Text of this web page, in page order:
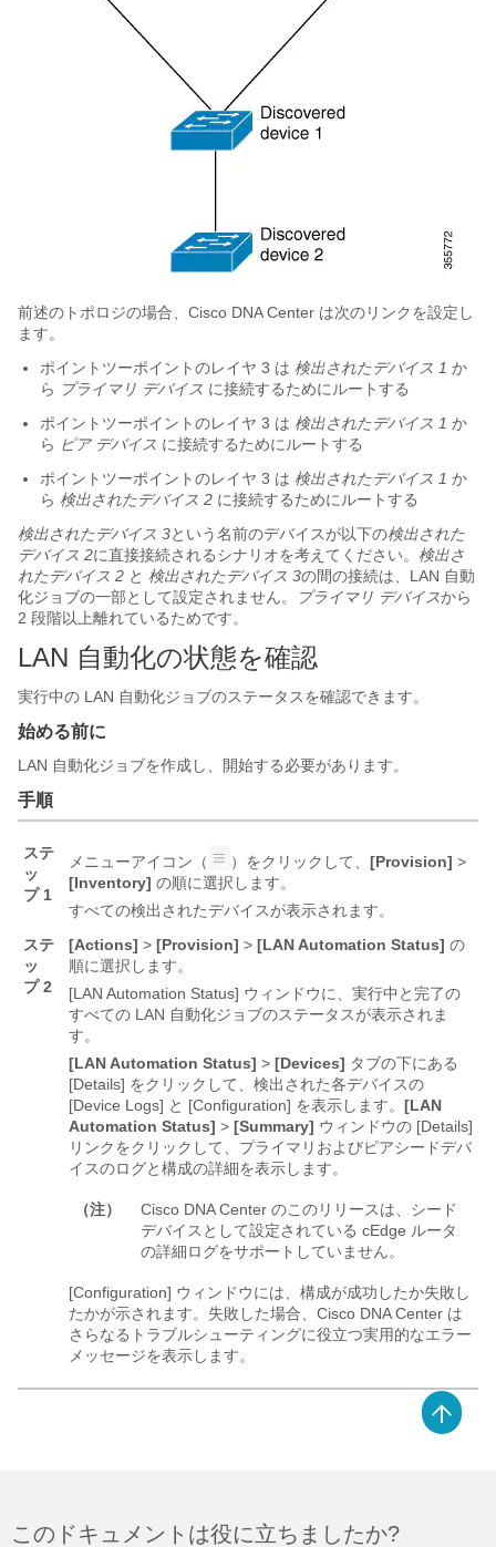
前述のトポロジの場合、 Cisco DNA Center は次のリンクを設定し
ます。
ポイントツーポイントのレイヤ 3 は 検出されたデバイス 1 か
ら プライマリ デバイス に接続するためにルートする
ポイントツーポイントのレイヤ 3 は 検出されたデバイス 1 か
ら ピア デバイス に接続するためにルートする
ポイントツーポイントのレイヤ 3 は 検出されたデバイス 1 か
ら 検出されたデバイス 2 に接続するためにルートする
検出されたデバイス 3という名前のデバイスが以下の検出された
デバイス 2に直接接続されるシナリオを考えてください。 検出さ
れたデバイス 2 と 検出されたデバイス 3の間の接続は、LAN 自動
化ジョブの一部として設定されません。
プライマリ デバイスから
2 段階以上離れているためです。
LAN 自動化の状態を確認
実行中の LAN 自動化ジョブのステータスを確認できます。
始める前に
LAN 自動化ジョブを作成し、開始する必要があります。
手順
ステ
ッ
プ 1
メニューアイコン（ ）をクリックして、 [Provision] >
[Inventory] の順に選択します。
すべての検出されたデバイスが表示されます。
ステ
ッ
プ 2
[Actions] > [Provision] > [LAN Automation Status] の
順に選択します。
[LAN Automation Status] ウィンドウに、実行中と完了の
すべての LAN 自動化ジョブのステータスが表示されま
す。
[LAN Automation Status] > [Devices] タブの下にある
[Details] をクリックして、検出された各デバイスの
[Device Logs] と [Configuration] を表示します。 [LAN
Automation Status] > [Summary] ウィンドウの [Details]
リンクをクリックして、プライマリおよびピアシードデバ
イスのログと構成の詳細を表示します。
（注） Cisco DNA Center のこのリリースは、シード
デバイスとして設定されている cEdge ルータ
の詳細ログをサポートしていません。
[Configuration] ウィンドウには、構成が成功したか失敗し
たかが示されます。失敗した場合、 Cisco DNA Center は
さらなるトラブルシューティングに役立つ実用的なエラー
メッセージを表示します。
このドキュメントは役に立ちましたか?